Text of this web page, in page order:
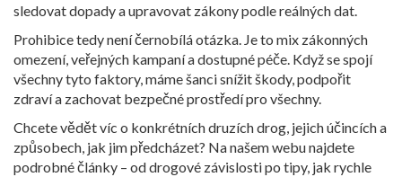
sledovat dopady a upravovat zákony podle reálných dat.
Prohibice tedy není černobílá otázka. Je to mix zákonných
omezení, veřejných kampaní a dostupné péče. Když se spojí
všechny tyto faktory, máme šanci snížit škody, podpořit
zdraví a zachovat bezpečné prostředí pro všechny.
Chcete vědět víc o konkrétních druzích drog, jejich účincích a
způsobech, jak jim předcházet? Na našem webu najdete
podrobné články – od drogové závislosti po tipy, jak rychle